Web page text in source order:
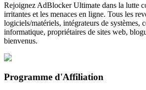
Rejoignez AdBlocker Ultimate dans la lutte
irritantes et les menaces en ligne. Tous les
logiciels/matériels, intégrateurs de systèmes,
informatique, propriétaires de sites web,
bienvenus.
Programme d'Affiliation